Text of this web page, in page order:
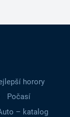
horory
Počasí
– katalog